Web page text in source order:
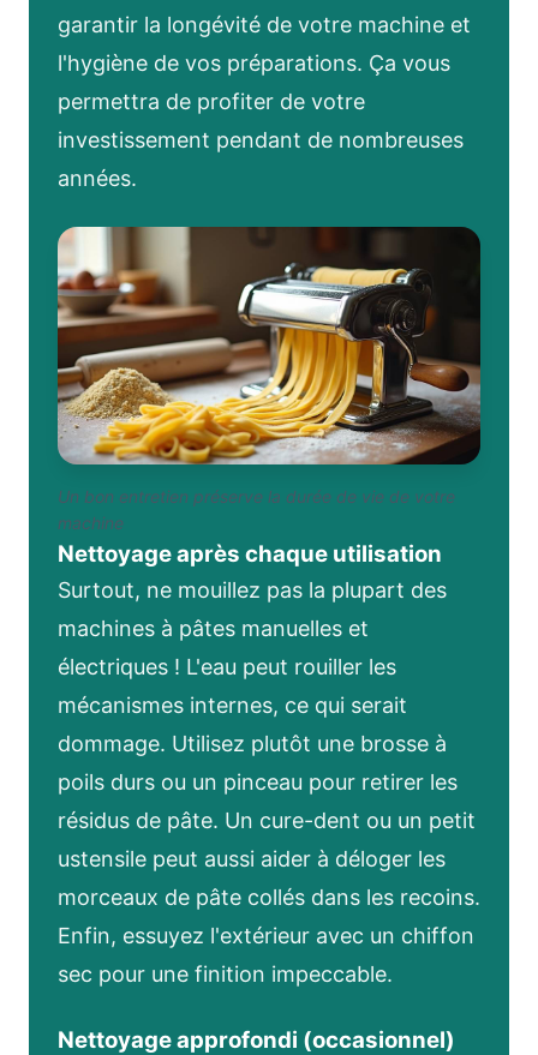
garantir la longévité de votre machine et
l'hygiène de vos préparations. Ça vous
permettra de profiter de votre
investissement pendant de nombreuses
années.
Un bon entretien préserve la durée de vie de votre
machine
Nettoyage après chaque utilisation
Surtout, ne mouillez pas la plupart des
machines à pâtes manuelles et
électriques ! L'eau peut rouiller les
mécanismes internes, ce qui serait
dommage. Utilisez plutôt une brosse à
poils durs ou un pinceau pour retirer les
résidus de pâte. Un cure-dent ou un petit
ustensile peut aussi aider à déloger les
morceaux de pâte collés dans les recoins.
Enfin, essuyez l'extérieur avec un chiffon
sec pour une finition impeccable.
Nettoyage approfondi (occasionnel)